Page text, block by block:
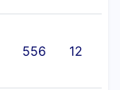
556 12